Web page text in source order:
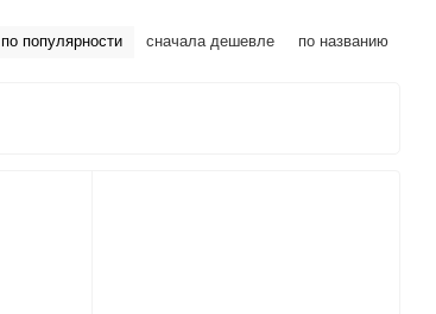
по популярности сначала дешевле по названию